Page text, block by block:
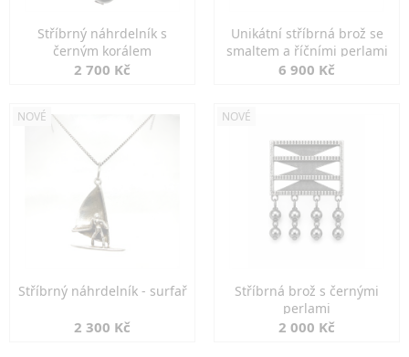
Stříbrný náhrdelník s
černým korálem
2 700 Kč
Unikátní stříbrná brož se
smaltem a říčními perlami
6 900 Kč
NOVÉ
Stříbrný náhrdelník - surfař
2 300 Kč
NOVÉ
Stříbrná brož s černými
perlami
2 000 Kč